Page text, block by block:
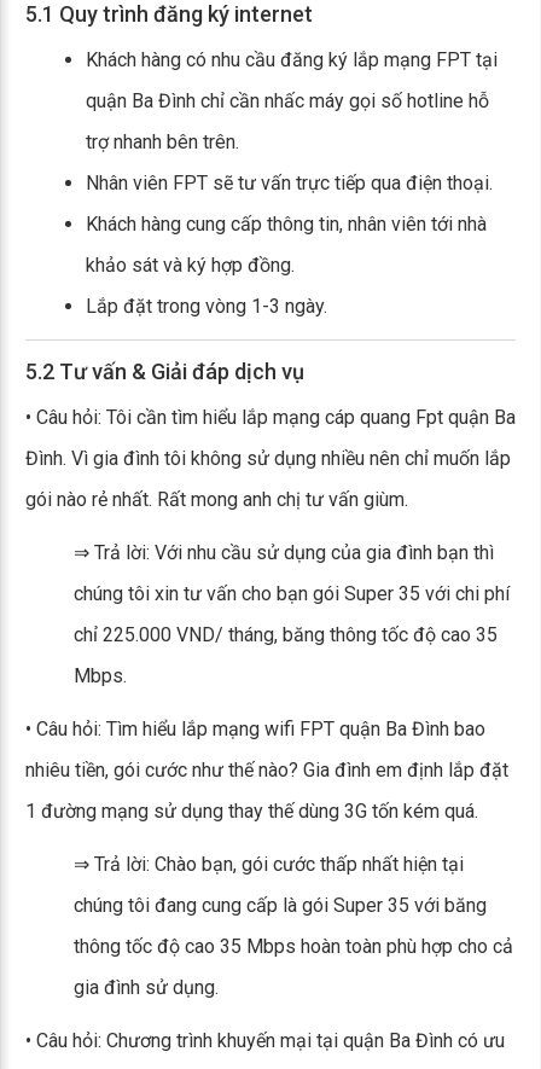
5.1 Quy trình đăng ký internet
Khách hàng có nhu cầu đăng ký lắp mạng FPT tại
quận Ba Đình chỉ cần nhấc máy gọi số hotline hỗ
trợ nhanh bên trên.
Nhân viên FPT sẽ tư vấn trực tiếp qua điện thoại.
Khách hàng cung cấp thông tin, nhân viên tới nhà
khảo sát và ký hợp đồng.
Lắp đặt trong vòng 1-3 ngày.
5.2 Tư vấn & Giải đáp dịch vụ
• Câu hỏi: Tôi cần tìm hiểu lắp mạng cáp quang Fpt quận Ba
Đình. Vì gia đình tôi không sử dụng nhiều nên chỉ muốn lắp
gói nào rẻ nhất. Rất mong anh chị tư vấn giùm.
⇒ Trả lời: Với nhu cầu sử dụng của gia đình bạn thì
chúng tôi xin tư vấn cho bạn gói Super 35 với chi phí
chỉ 225.000 VND/ tháng, băng thông tốc độ cao 35
Mbps.
• Câu hỏi: Tìm hiểu lắp mạng wifi FPT quận Ba Đình bao
nhiêu tiền, gói cước như thế nào? Gia đình em định lắp đặt
1 đường mạng sử dụng thay thế dùng 3G tốn kém quá.
⇒ Trả lời: Chào bạn, gói cước thấp nhất hiện tại
chúng tôi đang cung cấp là gói Super 35 với băng
thông tốc độ cao 35 Mbps hoàn toàn phù hợp cho cả
gia đình sử dụng.
• Câu hỏi: Chương trình khuyến mại tại quận Ba Đình có ưu